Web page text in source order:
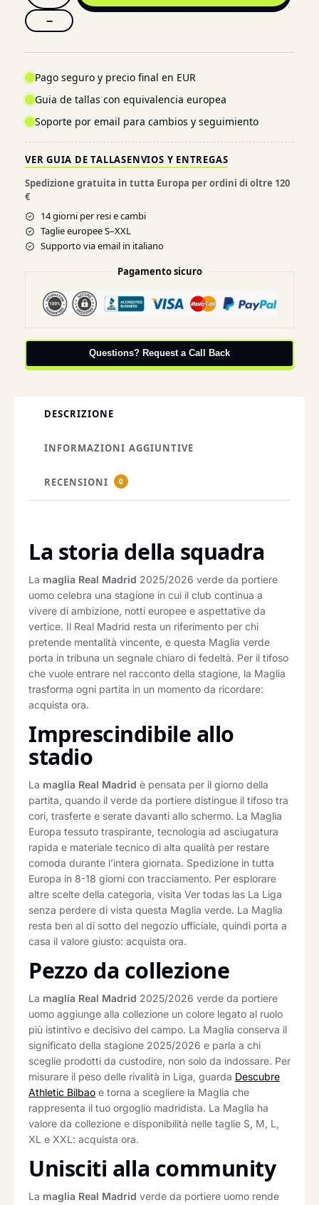
−
Pago seguro y precio final en EUR
Guia de tallas con equivalencia europea
Soporte por email para cambios y seguimiento
VER GUIA DE TALLASENVIOS Y ENTREGAS
Spedizione gratuita in tutta Europa per ordini di oltre 120
€
14 giorni per resi e cambi
Taglie europee S–XXL
Supporto via email in italiano
Pagamento sicuro
Questions? Request a Call Back
DESCRIZIONE
INFORMAZIONI AGGIUNTIVE
RECENSIONI 0
La storia della squadra
La maglia Real Madrid 2025/2026 verde da portiere
uomo celebra una stagione in cui il club continua a
vivere di ambizione, notti europee e aspettative da
vertice. Il Real Madrid resta un riferimento per chi
pretende mentalità vincente, e questa Maglia verde
porta in tribuna un segnale chiaro di fedeltà. Per il tifoso
che vuole entrare nel racconto della stagione, la Maglia
trasforma ogni partita in un momento da ricordare:
acquista ora.
Imprescindibile allo
stadio
La maglia Real Madrid è pensata per il giorno della
partita, quando il verde da portiere distingue il tifoso tra
cori, trasferte e serate davanti allo schermo. La Maglia
Europa tessuto traspirante, tecnologia ad asciugatura
rapida e materiale tecnico di alta qualità per restare
comoda durante l’intera giornata. Spedizione in tutta
Europa in 8-18 giorni con tracciamento. Per esplorare
altre scelte della categoria, visita Ver todas las La Liga
senza perdere di vista questa Maglia verde. La Maglia
resta ben al di sotto del negozio ufficiale, quindi porta a
casa il valore giusto: acquista ora.
Pezzo da collezione
La maglia Real Madrid 2025/2026 verde da portiere
uomo aggiunge alla collezione un colore legato al ruolo
più istintivo e decisivo del campo. La Maglia conserva il
significato della stagione 2025/2026 e parla a chi
sceglie prodotti da custodire, non solo da indossare. Per
misurare il peso delle rivalità in Liga, guarda Descubre
Athletic Bilbao e torna a scegliere la Maglia che
rappresenta il tuo orgoglio madridista. La Maglia ha
valore da collezione e disponibilità nelle taglie S, M, L,
XL e XXL: acquista ora.
Unisciti alla community
La maglia Real Madrid verde da portiere uomo rende